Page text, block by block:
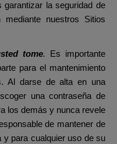
garantizar la seguridad de
nuestros Sitios
tome.
Es importante
para el mantenimiento
Al darse de alta en una
una contraseña de
los demás y nunca revele
de mantener de
y para cualquier uso de su